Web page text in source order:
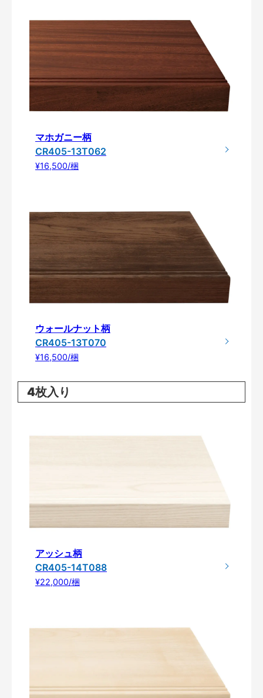
マホガニー柄
CR405-13T062
¥16,500/梱
ウォールナット柄
CR405-13T070
¥16,500/梱
4枚入り
アッシュ柄
CR405-14T088
¥22,000/梱